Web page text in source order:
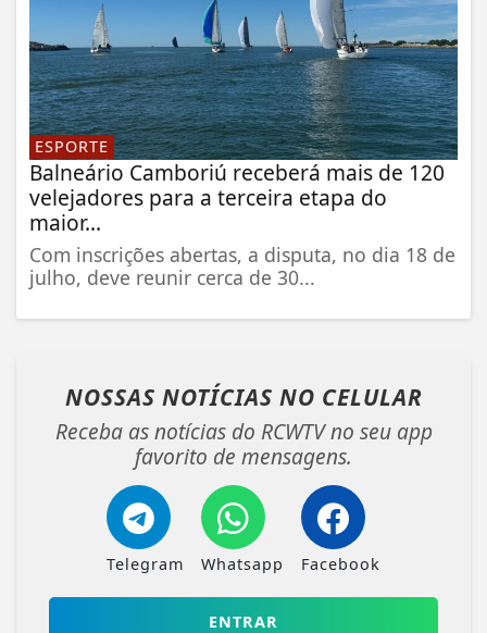
ESPORTE
Balneário Camboriú receberá mais de 120
velejadores para a terceira etapa do
maior...
Com inscrições abertas, a disputa, no dia 18 de
julho, deve reunir cerca de 30...
NOSSAS NOTÍCIAS NO CELULAR
Receba as notícias do RCWTV no seu app
favorito de mensagens.
Telegram Whatsapp Facebook
ENTRAR